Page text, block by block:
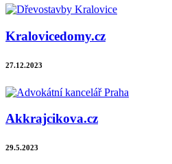
Kralovicedomy.cz
27.12.2023
Akkrajcikova.cz
29.5.2023